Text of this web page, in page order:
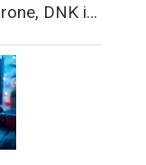
DNK i…